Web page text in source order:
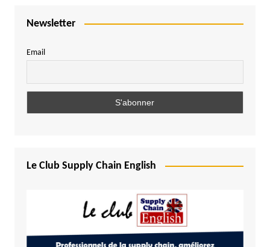
Newsletter
Email
Le Club Supply Chain English